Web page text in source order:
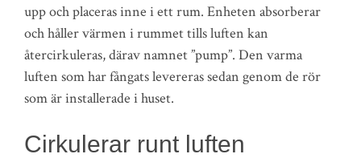
upp och placeras inne i ett rum. Enheten absorberar
och håller värmen i rummet tills luften kan
återcirkuleras, därav namnet ”pump”. Den varma
luften som har fångats levereras sedan genom de rör
som är installerade i huset.
Cirkulerar runt luften